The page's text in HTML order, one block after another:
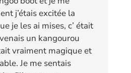
j’étais excitée la
je les ai mises, c’ était
un kangourou
vraiment magique et
Je me sentais